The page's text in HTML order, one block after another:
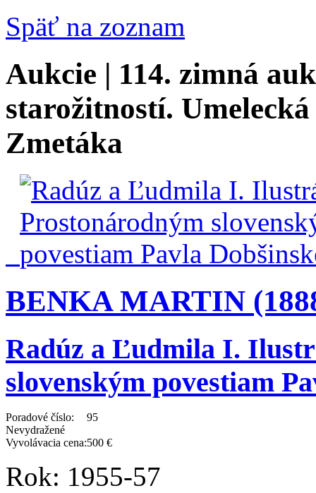
Späť na zoznam
Aukcie | 114. zimná
starožitností.
Zmetáka
BENKA MARTIN
Radúz a Ľudmila I.
slovenským povestiam
Poradové číslo:
95
Nevydražené
Vyvolávacia cena:500 €
Rok: 1955-57